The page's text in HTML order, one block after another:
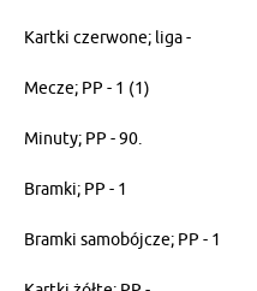
Kartki czerwone; liga -
Mecze; PP - 1 (1)
Minuty; PP - 90.
Bramki; PP - 1
Bramki samobójcze; PP - 1